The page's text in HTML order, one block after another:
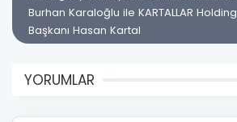
Burhan Karaloğlu ile KARTALLAR
Başkanı Hasan Kartal
YORUMLAR